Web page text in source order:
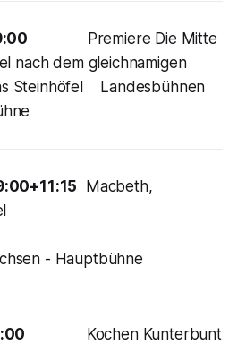
Premiere Die Mitte
nach dem gleichnamigen
Steinhöfel Landesbühnen
Macbeth,
Gastspiel
- Hauptbühne
Kochen Kunterbunt